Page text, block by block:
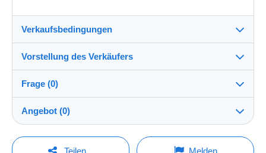
Verkaufsbedingungen
Versand nach:
Die Liste der Länder einsehen
Versand:
Vorkasse
Zu Lasten des Käufers
Vorstellung des Verkäufers
tsetse100%(24180x)
Shop
Frage (0)
Um eine Frage stellen zu können, müssen Sie
Angebot (0)
Der Verkauf wird um eine Minute verlängert, wenn
weniger als eine Minute vor Ablauf der Frist ein